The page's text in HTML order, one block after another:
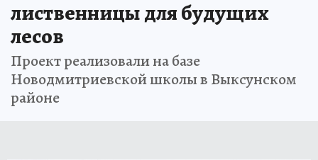
лиственницы для будущих
лесов
Проект реализовали на базе
Новодмитриевской школы в Выксунском
районе